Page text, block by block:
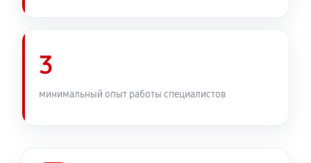
3
минимальный опыт работы специалистов